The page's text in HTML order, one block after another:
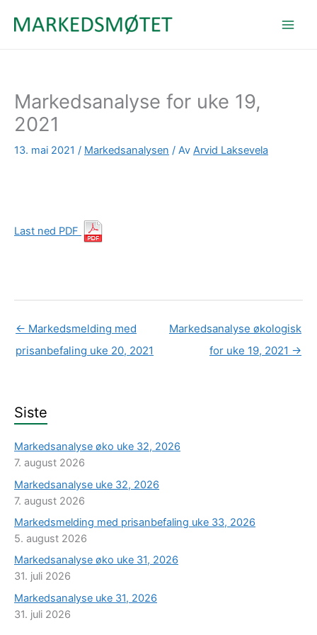
Markedsanalyse for uke 19,
2021
13. mai 2021 / Markedsanalysen / Av Arvid Laksevela
Last ned PDF
← Markedsmelding med
prisanbefaling uke 20, 2021
Markedsanalyse økologisk
for uke 19, 2021 →
Siste
Markedsanalyse øko uke 32, 2026
7. august 2026
Markedsanalyse uke 32, 2026
7. august 2026
Markedsmelding med prisanbefaling uke 33, 2026
5. august 2026
Markedsanalyse øko uke 31, 2026
31. juli 2026
Markedsanalyse uke 31, 2026
31. juli 2026